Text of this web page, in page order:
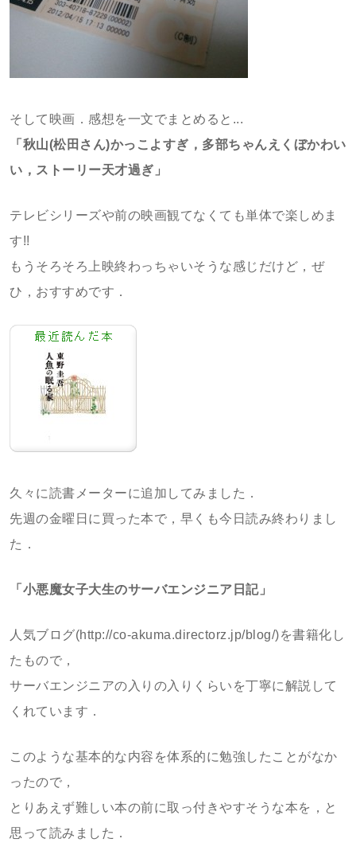
そして映画．感想を一文でまとめると...
「秋山(松田さん)かっこよすぎ，多部ちゃんえくぼかわい
い，ストーリー天才過ぎ」
テレビシリーズや前の映画観てなくても単体で楽しめま
す!!
もうそろそろ上映終わっちゃいそうな感じだけど，ぜ
ひ，おすすめです．
久々に読書メーターに追加してみました．
先週の金曜日に買った本で，早くも今日読み終わりまし
た．
「小悪魔女子大生のサーバエンジニア日記」
人気ブログ(http://co-akuma.directorz.jp/blog/)を書籍化し
たもので，
サーバエンジニアの入りの入りくらいを丁寧に解説して
くれています．
このような基本的な内容を体系的に勉強したことがなか
ったので，
とりあえず難しい本の前に取っ付きやすそうな本を，と
思って読みました．